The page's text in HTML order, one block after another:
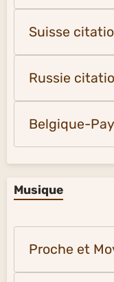
Suisse
Russie
Belgique-
Musique
Proche et